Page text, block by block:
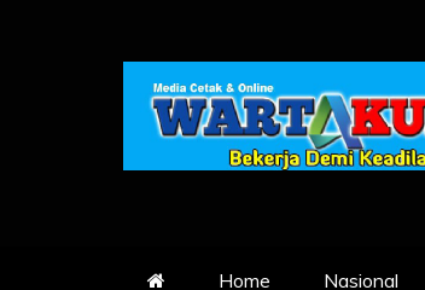
Home Nasional